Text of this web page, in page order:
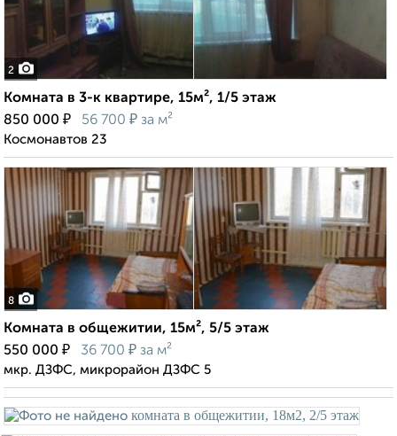
2
Комната в 3-к квартире, 15м², 1/5 этаж
850 000 ₽ 56 700 ₽ за м²
Космонавтов 23
8
Комната в общежитии, 15м², 5/5 этаж
550 000 ₽ 36 700 ₽ за м²
мкр. ДЗФС, микрорайон ДЗФС 5